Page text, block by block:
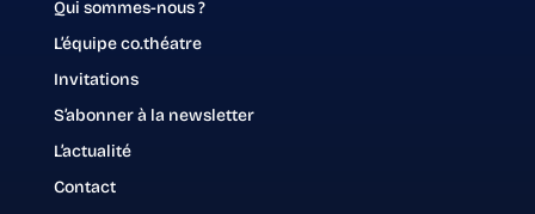
Qui sommes-nous ?
L’équipe co.théatre
Invitations
S’abonner à la newsletter
L’actualité
Contact